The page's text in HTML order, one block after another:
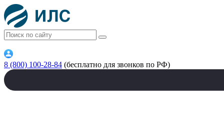
8 (800) 100-28-84 (бесплатно для звонков по РФ)